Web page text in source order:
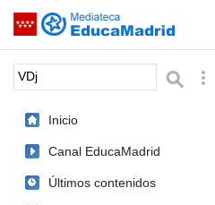
Saltar navegación
Palabra o frase:
Inicio
Canal EducaMadrid
Últimos contenidos